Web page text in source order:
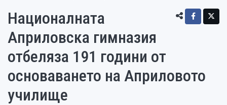
Националната
Априловска гимназия
отбеляза 191 години от
основаването на Априловото
училище